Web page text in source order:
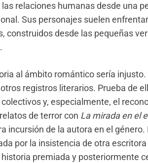
relaciones humanas desde una
Sus personajes suelen
construidos desde las pequeñas
al ámbito romántico sería
registros literarios. Prueba de
y, especialmente, el
de terror con La mirada en el
incursión de la autora en el
por la insistencia de otra
premiada y posteriormente